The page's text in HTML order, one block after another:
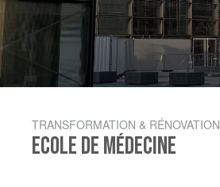
TRANSFORMATION & RÉNOVATION
ECOLE DE MÉDECINE